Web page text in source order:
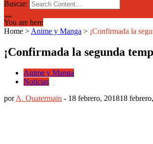
Buscar:
You are here
Home > Anime y Manga > ¡Confirmada la
¡Confirmada la segunda
Anime y Manga
Noticias
porA. Quatermain - 18 febrero, 201818